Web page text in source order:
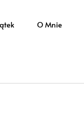
O Mnie